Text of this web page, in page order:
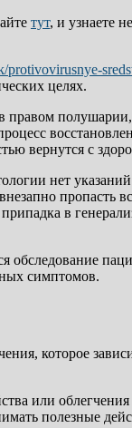
тут, и узнаете
protivovirusnye-
целях.
полушарии,
вернутся с
нет
пропасть
в
обследование
симптомов.
которое
или облегчения
полезные